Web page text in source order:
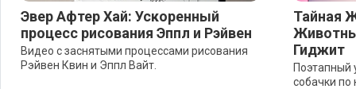
Эвер Афтер Хай: Ускоренный
процесс рисования Эппл и Рэйвен
Видео с заснятыми процессами рисования
Рэйвен Квин и Эппл Вайт.
Тайная
Гиджит
Поэтапный
собачки по